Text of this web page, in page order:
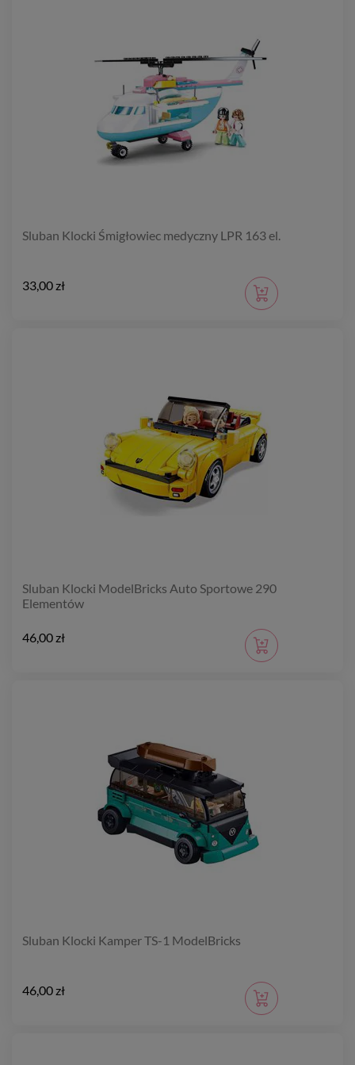
Sluban Klocki Śmigłowiec medyczny LPR 163 el.
33,00 zł
Sluban Klocki ModelBricks Auto Sportowe 290
Elementów
46,00 zł
Sluban Klocki Kamper TS-1 ModelBricks
46,00 zł